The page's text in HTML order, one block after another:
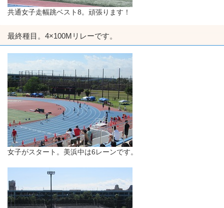
共通女子走幅跳ベスト8。頑張ります！
最終種目。4×100Mリレーです。
女子がスタート。美浜中は6レーンです。